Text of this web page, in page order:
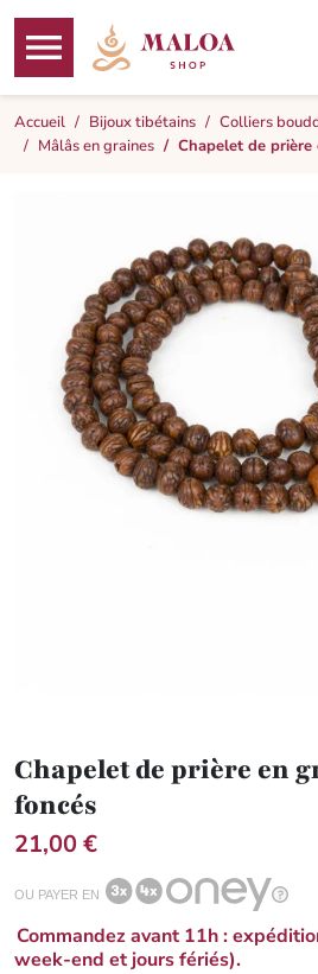

MENU
Accueil Bijoux tibétains Colliers
Mâlâs en graines
Chapelet de
Chapelet de prière en
foncés
21,00 €
OU PAYER EN
Commandez avant 11h :
week-end et jours fériés).